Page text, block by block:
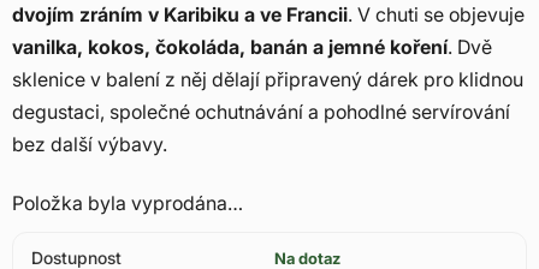
dvojím zráním v Karibiku a ve Francii. V chuti se objevuje
vanilka, kokos, čokoláda, banán a jemné koření. Dvě
sklenice v balení z něj dělají připravený dárek pro klidnou
degustaci, společné ochutnávání a pohodlné servírování
bez další výbavy.
Položka byla vyprodána…
Dostupnost Na dotaz